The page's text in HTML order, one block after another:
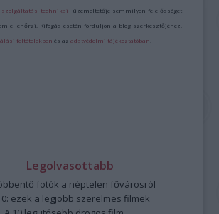
szolgáltatás technikai üzemeltetője semmilyen felelősséget
ellenőrzi. Kifogás esetén forduljon a blog szerkesztőjéhez.
feltételekben és azadatvédelmi tájékoztatóban
Legolvasottabb
fotók a néptelen fővárosról
ezek a legjobb szerelmes filmek